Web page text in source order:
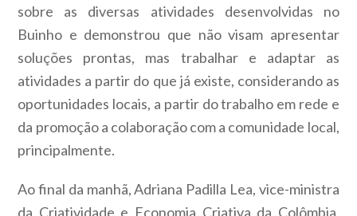
sobre as diversas atividades desenvolvidas no
Buinho e demonstrou que não visam apresentar
soluções prontas, mas trabalhar e adaptar as
atividades a partir do que já existe, considerando as
oportunidades locais, a partir do trabalho em rede e
da promoção a colaboração com a comunidade local,
principalmente.
Ao final da manhã, Adriana Padilla Lea, vice-ministra
da Criatividade e Economia Criativa da Colômbia,